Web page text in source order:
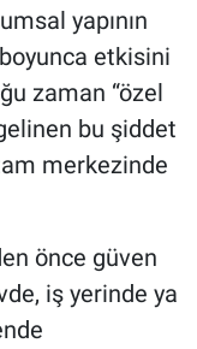
yapının
etkisini
zaman “özel
bu şiddet
merkezinde
önce güven
iş yerinde ya